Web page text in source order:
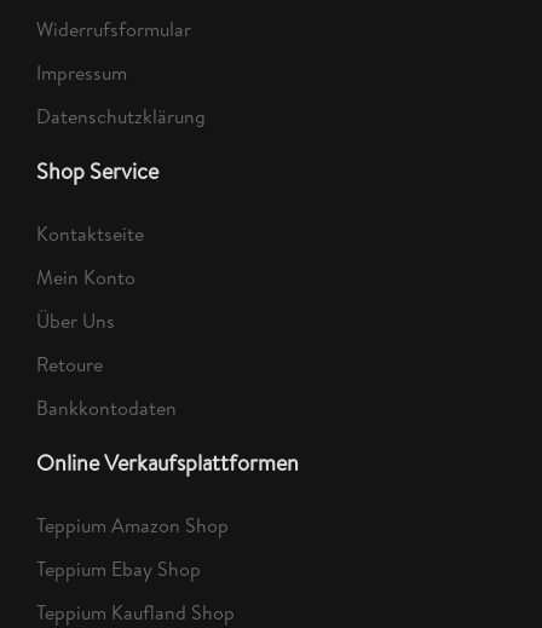
Widerrufsformular
Impressum
Datenschutzklärung
Shop Service
Kontaktseite
Mein Konto
Über Uns
Retoure
Bankkontodaten
Online Verkaufsplattformen
Teppium Amazon Shop
Teppium Ebay Shop
Teppium Kaufland Shop